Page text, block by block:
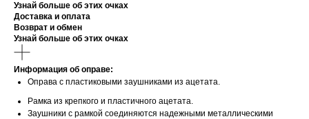
Узнай больше об этих очках
Доставка и оплата
Возврат и обмен
Узнай больше об этих очках
Информация об оправе:
Оправа с пластиковыми заушниками из ацетата.
Рамка из крепкого и пластичного ацетата.
Заушники с рамкой соединяются надежными металлическими